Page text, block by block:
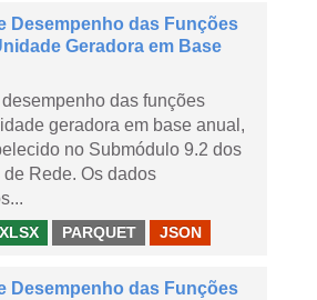
Desempenho das Funções
Geradora em Base
desempenho das funções
geradora em base anual,
no Submódulo 9.2 dos
Rede. Os dados
XLSX PARQUET JSON
Desempenho das Funções